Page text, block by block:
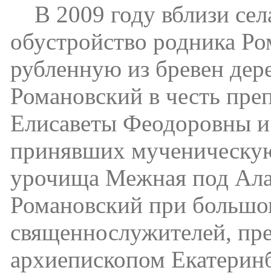
В 2009 году вблизи
обустройство родника
рубленную из бревен
Романовский в честь
Елисаветы Феодоровны
принявших
урочища Межная под
Романовский при
священнослужителей,
архиепископом